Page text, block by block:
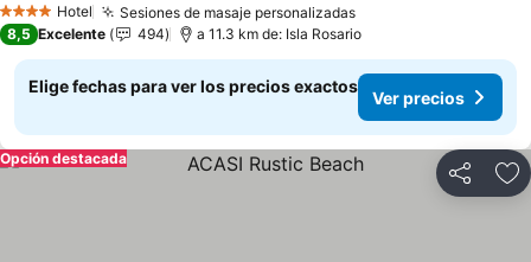
4 EstrellasHotel Sesiones de masaje personalizadas
8,5 Excelente 494 a 11.3 km de: Isla Rosario
Elige fechas para ver los precios exactos
Ver precios
Compartir
Opción destacada